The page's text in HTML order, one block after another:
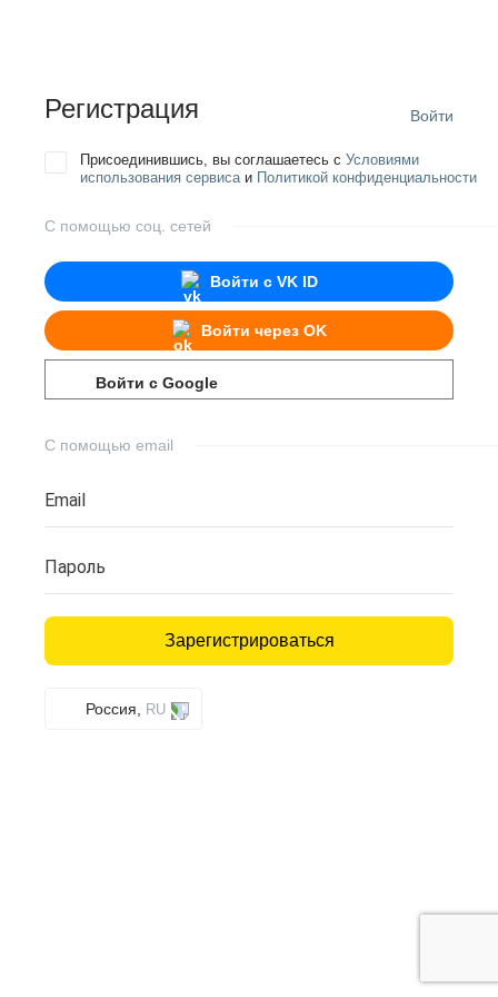
Регистрация Войти
Присоединившись, вы соглашаетесь с Условиями
использования сервисаи Политикой конфиденциальности
С помощью соц. сетей
Войти с VK ID
Войти через OK
Войти с Google
С помощью email
Email
Пароль
Зарегистрироваться
Россия, RU